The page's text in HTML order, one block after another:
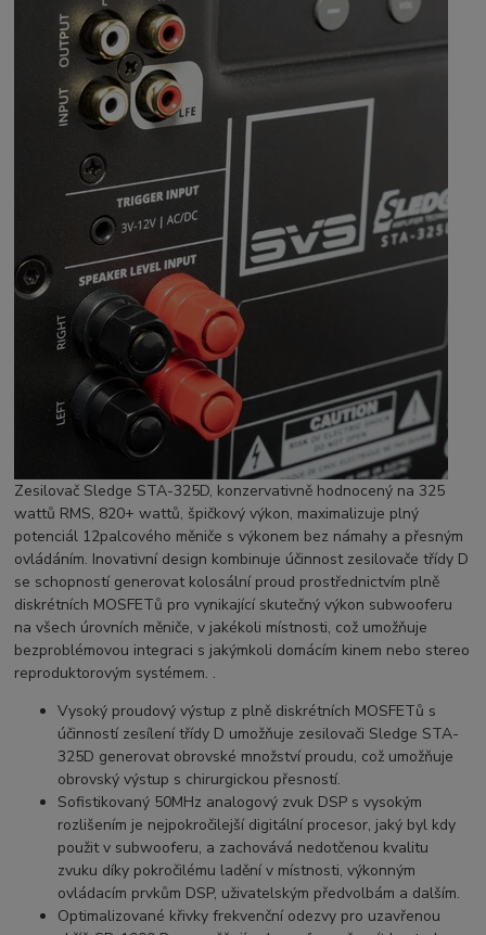
Zesilovač Sledge STA-325D, konzervativně hodnocený na 325
wattů RMS, 820+ wattů, špičkový výkon, maximalizuje plný
potenciál 12palcového měniče s výkonem bez námahy a přesným
ovládáním. Inovativní design kombinuje účinnost zesilovače třídy D
se schopností generovat kolosální proud prostřednictvím plně
diskrétních MOSFETů pro vynikající skutečný výkon subwooferu
na všech úrovních měniče, v jakékoli místnosti, což umožňuje
bezproblémovou integraci s jakýmkoli domácím kinem nebo stereo
reproduktorovým systémem. .
Vysoký proudový výstup z plně diskrétních MOSFETů s
účinností zesílení třídy D umožňuje zesilovači Sledge STA-
325D generovat obrovské množství proudu, což umožňuje
obrovský výstup s chirurgickou přesností.
Sofistikovaný 50MHz analogový zvuk DSP s vysokým
rozlišením je nejpokročilejší digitální procesor, jaký byl kdy
použit v subwooferu, a zachovává nedotčenou kvalitu
zvuku díky pokročilému ladění v místnosti, výkonným
ovládacím prvkům DSP, uživatelským předvolbám a dalším.
Optimalizované křivky frekvenční odezvy pro uzavřenou